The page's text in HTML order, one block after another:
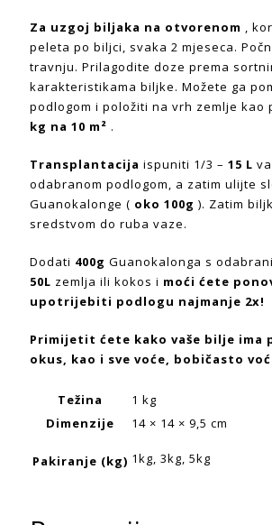
Za uzgoj biljaka na otvorenom ,
peleta po biljci, svaka 2 mjeseca.
travnju. Prilagodite doze prema
karakteristikama biljke. Možete ga
podlogom i položiti na vrh zemlje kao
kg na 10 m² .
Transplantacija ispuniti 1/3 – 15 L
odabranom podlogom, a zatim ulijte
Guanokalonge ( oko 100g ). Zatim
sredstvom do ruba vaze.
Dodati 400g Guanokalonga s
50L zemlja ili kokos i moći ćete
upotrijebiti podlogu najmanje 2x!
Primijetit ćete kako vaše bilje ima
okus, kao i sve voće, bobičasto
Težina
1 kg
Dimenzije
14 × 14 × 9,5 cm
Pakiranje (kg) 1kg, 3kg, 5kg